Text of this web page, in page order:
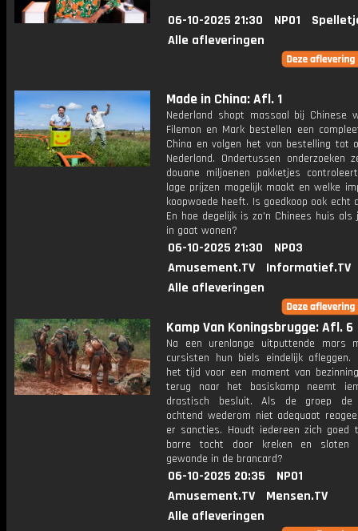
06-10-2025 21:30 NPO1
Alle afleveringen
Made in China: Afl. 1
Nederland shopt massaal bij Chinese
Filemon en Mark bestellen een
China en volgen het van bestelling tot
Nederland. Ondertussen onderzoeken
douane miljoenen pakketjes
lage prijzen mogelijk maakt en welke
koopwoede heeft. Is goedkoop ook echt
En hoe degelijk is zo'n Chinees huis
in gaat wonen?
06-10-2025 21:30
NPO3
Amusement.TV
Informatief.TV
Alle afleveringen
Kamp Van Koningsbrugge: Afl. 6
Na een urenlange uitputtende mars
cursisten hun biels eindelijk afleggen.
het tijd voor een moment van
terug naar het basiskamp neemt
drastisch besluit. Als de groep de
ochtend wederom niet adequaat
er sancties. Houdt iedereen zich goed
barre tocht door kreken en sloten
gewonde in de brancard?
06-10-2025 20:35
NPO1
Amusement.TV
Mensen.TV
Alle afleveringen